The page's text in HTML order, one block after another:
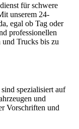
für schwere
unserem 24-
egal ob Tag oder
professionellen
Trucks bis zu
spezialisiert auf
und
Vorschriften und